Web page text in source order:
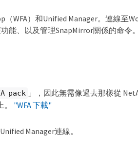
WFA）和Unified Manager。連線至
能、以及管理SnapMirror關係的命令。
pack
」，因此無需像過去那樣從
"WFA 下載"
Manager連線。